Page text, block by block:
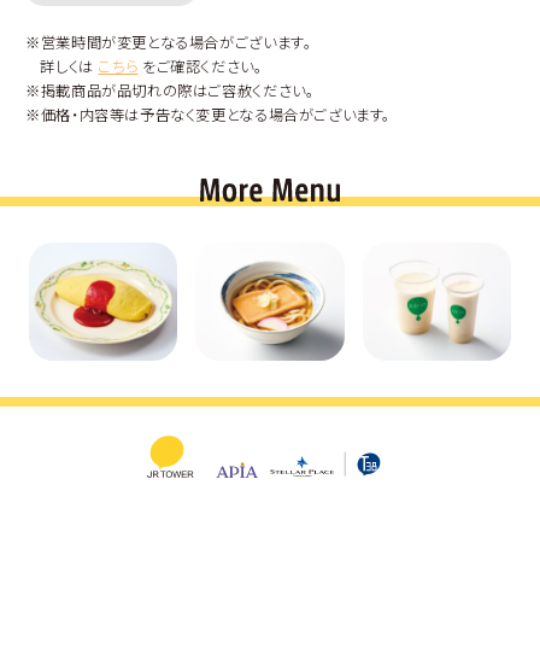
※営業時間が変更となる場合がございます。
詳しくは こちら をご確認ください。
※掲載商品が品切れの際はご容赦ください。
※価格・内容等は予告なく変更となる場合がございます。